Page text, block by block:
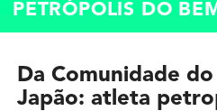
PETRÓPOLIS DO BEM
Da Comunidade
Japão: atleta